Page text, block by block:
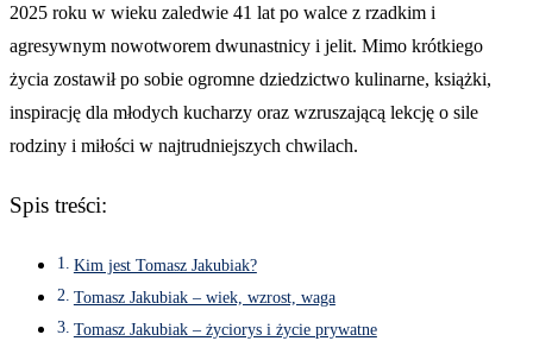
2025 roku w wieku zaledwie 41 lat po walce z rzadkim i
agresywnym nowotworem dwunastnicy i jelit. Mimo krótkiego
życia zostawił po sobie ogromne dziedzictwo kulinarne, książki,
inspirację dla młodych kucharzy oraz wzruszającą lekcję o sile
rodziny i miłości w najtrudniejszych chwilach.
Spis treści:
Kim jest Tomasz Jakubiak?
Tomasz Jakubiak – wiek, wzrost, waga
Tomasz Jakubiak – życiorys i życie prywatne